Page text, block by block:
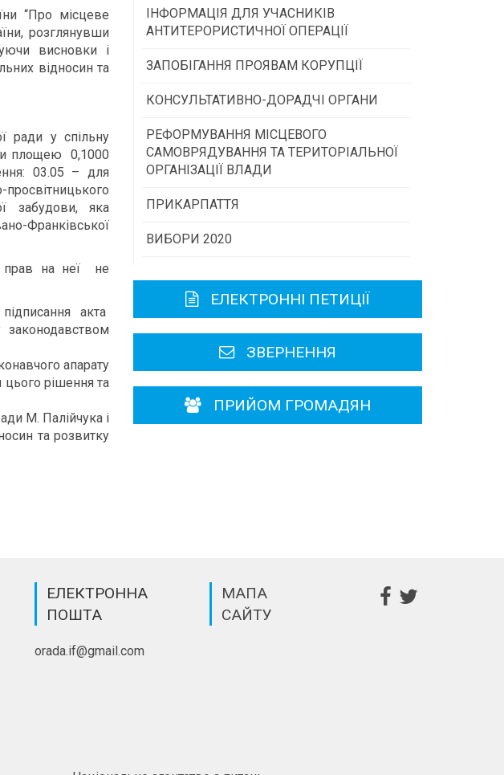
“Про місцеве
розглянувши
висновки і
відносин та
ради у спільну
площею 0,1000
03.05 – для
забудови, яка
Франківської
прав на неї не
акта
апарату
рішення та
М. Палійчука і
та розвитку
Конкурс проектів та програм місцевого
самоврядування
суспільства
Програми/конкурси МТД
ІНФОРМАЦІЯ ДЛЯ УЧАСНИКІВ
АНТИТЕРОРИСТИЧНОЇ ОПЕРАЦІЇ
ЗАПОБІГАННЯ ПРОЯВАМ КОРУПЦІЇ
КОНСУЛЬТАТИВНО-ДОРАДЧІ ОРГАНИ
Консультативна рада
РЕФОРМУВАННЯ МІСЦЕВОГО
САМОВРЯДУВАННЯ ТА ТЕРИТОРІАЛЬНОЇ
ОРГАНІЗАЦІЇ ВЛАДИ
ПРИКАРПАТТЯ
Історична довідка
Карта області
Районні, міські ради
ВИБОРИ 2020
ЕЛЕКТРОННІ ПЕТИЦІЇ
ЗВЕРНЕННЯ
ПРИЙОМ ГРОМАДЯН
ЕЛЕКТРОННА
ПОШТА
orada.if@gmail.com
МАПА
САЙТУ